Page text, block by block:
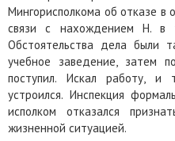
Мингорисполкома об отказе в
связи с нахождением Н. в
Обстоятельства дела были
учебное заведение, затем
поступил. Искал работу,
устроился. Инспекция
исполком отказался
жизненной ситуацией.